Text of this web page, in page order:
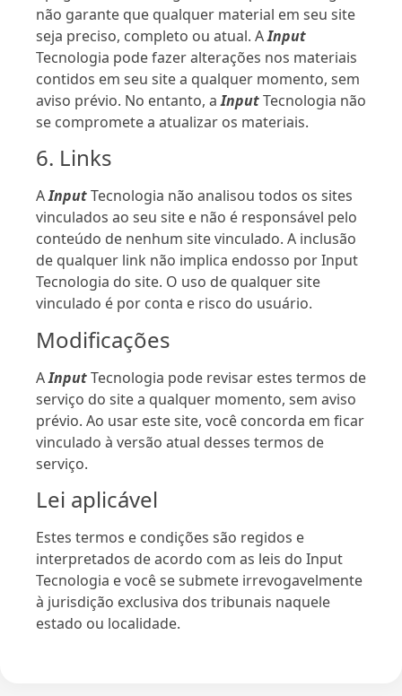
não garante que qualquer material em seu site
seja preciso, completo ou atual. AInput
Tecnologia pode fazer alterações nos materiais
contidos em seu site a qualquer momento, sem
aviso prévio. No entanto, aInputTecnologia não
se compromete a atualizar os materiais.
6. Links
AInputTecnologia não analisou todos os sites
vinculados ao seu site e não é responsável pelo
conteúdo de nenhum site vinculado. A inclusão
de qualquer link não implica endosso por Input
Tecnologia do site. O uso de qualquer site
vinculado é por conta e risco do usuário.
Modificações
AInputTecnologia pode revisar estes termos de
serviço do site a qualquer momento, sem aviso
prévio. Ao usar este site, você concorda em ficar
vinculado à versão atual desses termos de
serviço.
Lei aplicável
Estes termos e condições são regidos e
interpretados de acordo com as leis do Input
Tecnologia e você se submete irrevogavelmente
à jurisdição exclusiva dos tribunais naquele
estado ou localidade.